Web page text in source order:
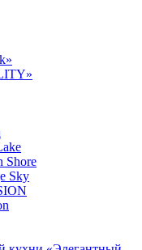
Shore
Sky